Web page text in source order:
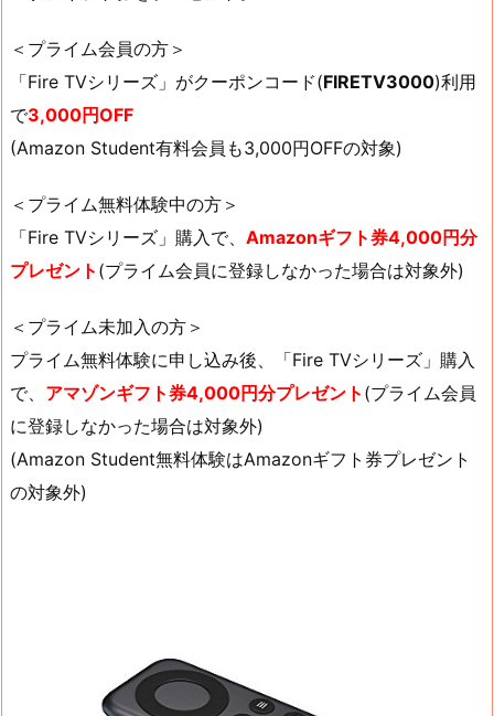
＜プライム会員の方＞
「Fire TVシリーズ」がクーポンコード(FIRETV3000)利用
で3,000円OFF
(Amazon Student有料会員も3,000円OFFの対象)
＜プライム無料体験中の方＞
「Fire TVシリーズ」購入で、 Amazonギフト券4,000円分
プレゼント (プライム会員に登録しなかった場合は対象外)
＜プライム未加入の方＞
プライム無料体験に申し込み後、「Fire TVシリーズ」購入
で、 アマゾンギフト券4,000円分プレゼント (プライム会員
に登録しなかった場合は対象外)
(Amazon Student無料体験はAmazonギフト券プレゼント
の対象外)